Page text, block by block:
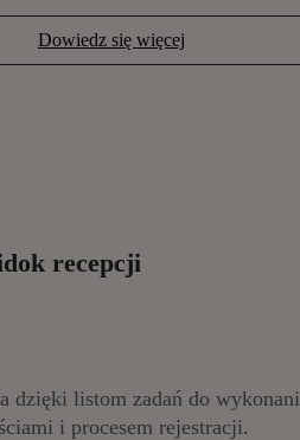
Dowiedz się więcej
recepcji
dzięki listom zadań do
i procesem rejestracji.